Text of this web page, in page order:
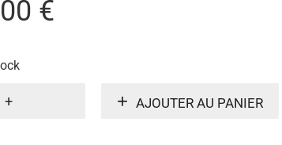
€
AJOUTER AU PANIER